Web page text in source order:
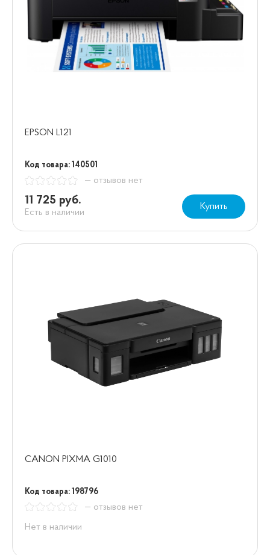
EPSON L121
Код товара: 140501
— отзывов нет
11 725 руб.
Есть в наличии
Купить
CANON PIXMA G1010
Код товара: 198796
— отзывов нет
Нет в наличии